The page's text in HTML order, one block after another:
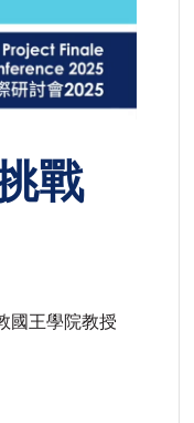
戰
國王學院教授